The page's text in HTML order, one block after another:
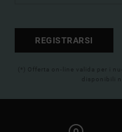
REGISTRARSI
(*) Offerta on-line valida per i
disponibili